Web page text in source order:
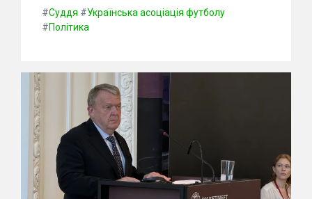
#Суддя #Українська асоціація футболу
#Політика